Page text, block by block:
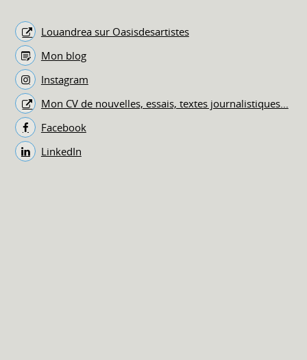
Louandrea sur Oasisdesartistes
Mon blog
Instagram
Mon CV de nouvelles, essais, textes journalistiques...
Facebook
LinkedIn